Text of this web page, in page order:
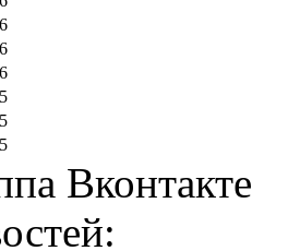
6
6
6
5
5
5
Вконтакте